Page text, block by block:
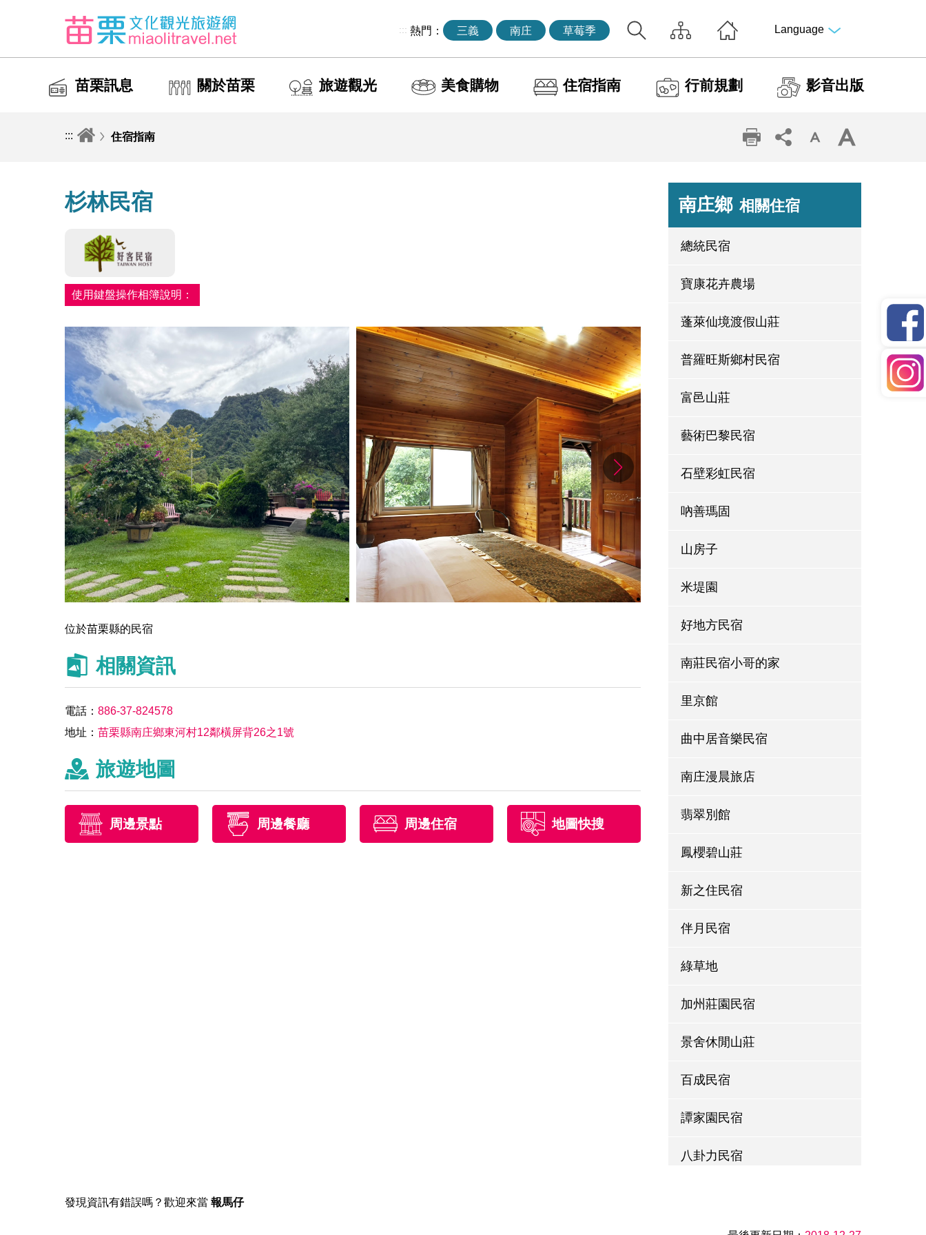
::: 熱門： 三義 南庄 草莓季 Language
苗栗訊息 關於苗栗 旅遊觀光 美食購物 住宿指南 行前規劃 影音出版
::: 住宿指南
杉林民宿
使用鍵盤操作相簿說明：
位於苗栗縣的民宿
相關資訊
電話：886-37-824578
地址：苗栗縣南庄鄉東河村12鄰橫屏背26之1號
旅遊地圖
周邊景點 周邊餐廳 周邊住宿 地圖快搜
南庄鄉 相關住宿
總統民宿
寶康花卉農場
蓬萊仙境渡假山莊
普羅旺斯鄉村民宿
富邑山莊
藝術巴黎民宿
石壁彩虹民宿
吶善瑪固
山房子
米堤園
好地方民宿
南莊民宿小哥的家
里京館
曲中居音樂民宿
南庄漫晨旅店
翡翠別館
鳳櫻碧山莊
新之住民宿
伴月民宿
綠草地
加州莊園民宿
景舍休閒山莊
百成民宿
譚家園民宿
八卦力民宿
左岸LED庭園
發現資訊有錯誤嗎？歡迎來當報馬仔